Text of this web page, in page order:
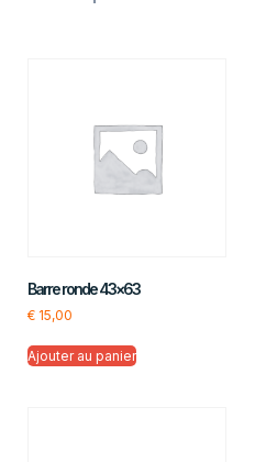
Barre ronde 43×63
€ 15,00
Ajouter au panier